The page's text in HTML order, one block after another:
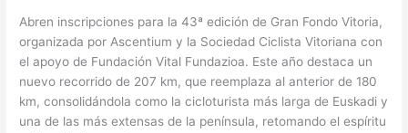
Abren inscripciones para la 43ª edición de Gran Fondo Vitoria,
organizada por Ascentium y la Sociedad Ciclista Vitoriana con
el apoyo de Fundación Vital Fundazioa. Este año destaca un
nuevo recorrido de 207 km, que reemplaza al anterior de 180
km, consolidándola como la cicloturista más larga de Euskadi y
una de las más extensas de la península, retomando el espíritu